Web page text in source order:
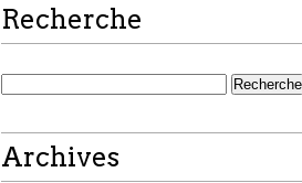
Recherche
Archives